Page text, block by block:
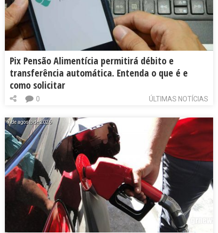
Pix Pensão Alimentícia permitirá débito e
transferência automática. Entenda o que é e
como solicitar
ÚLTIMAS NOTÍCIAS
0
7 de agosto de 2026